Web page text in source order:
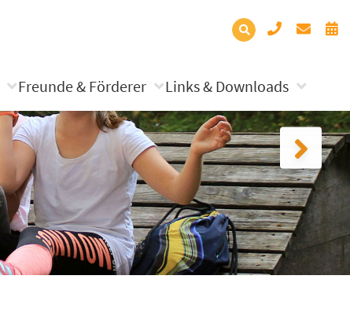
Freunde & Förderer Links & Downloads